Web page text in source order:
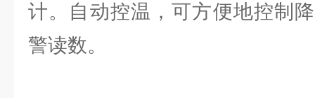
计。自动控温，可方便地控制
警读数。